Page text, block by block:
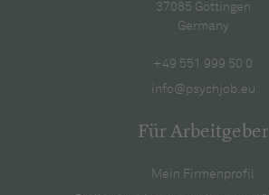
37085 Göttingen
Germany
+49 551 999 50 0
info@psychjob.eu
Für Arbeitgeber
Mein Firmenprofil